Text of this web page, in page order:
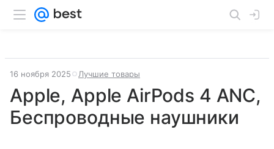
16 ноября 2025 Лучшие товары
Apple, Apple AirPods 4 ANC,
Беспроводные наушники